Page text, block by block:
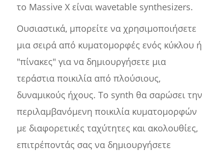
το Massive X είναι wavetable synthesizers.
Ουσιαστικά, μπορείτε να χρησιμοποιήσετε
μια σειρά από κυματομορφές ενός κύκλου ή
"πίνακες" για να δημιουργήσετε μια
τεράστια ποικιλία από πλούσιους,
δυναμικούς ήχους. Το synth θα σαρώσει την
περιλαμβανόμενη ποικιλία κυματομορφών
με διαφορετικές ταχύτητες και ακολουθίες,
επιτρέποντάς σας να δημιουργήσετε